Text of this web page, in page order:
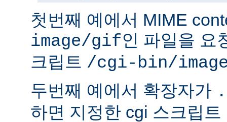
첫번째 예에서 MIME
image/gif인 파일을 요
크립트 /cgi-bin/
두번째 예에서 확장자가
하면 지정한 cgi 스크립트